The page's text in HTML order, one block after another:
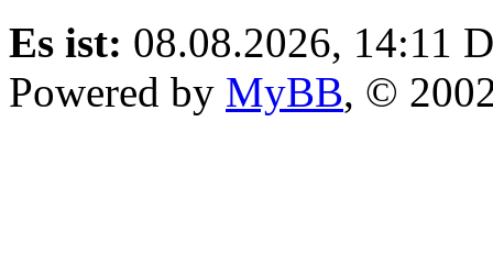
Es ist: 08.08.2026, 14:11
Powered by MyBB, ©